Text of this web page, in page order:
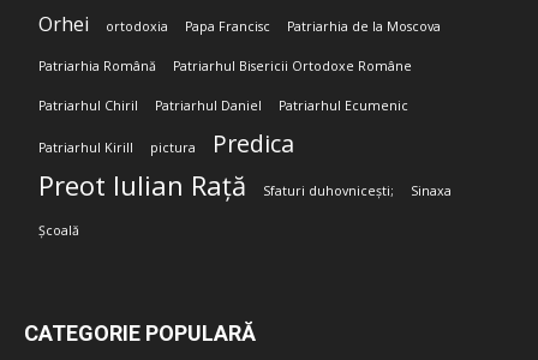
Orhei ortodoxia Papa Francisc Patriarhia de la Moscova
Patriarhia Română Patriarhul Bisericii Ortodoxe Române
Patriarhul Chiril Patriarhul Daniel Patriarhul Ecumenic
Patriarhul Kirill pictura Predica
Preot Iulian Rață Sfaturi duhovnicești; Sinaxa
Școală
CATEGORIE POPULARĂ